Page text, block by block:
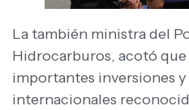
La también ministra del
Hidrocarburos, acotó que
importantes inversiones y
internacionales